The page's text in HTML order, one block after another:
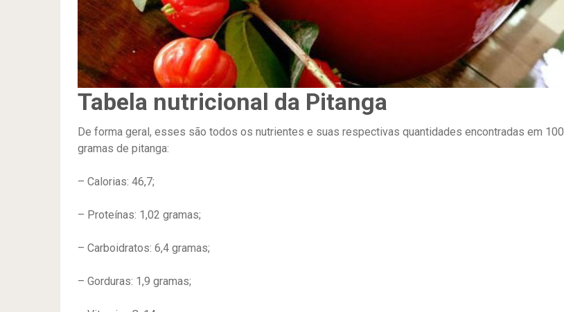
Tabela nutricional da Pitanga
De forma geral, esses são todos os nutrientes e suas respectivas quantidades encontradas em 100
gramas de pitanga:
– Calorias: 46,7;
– Proteínas: 1,02 gramas;
– Carboidratos: 6,4 gramas;
– Gorduras: 1,9 gramas;